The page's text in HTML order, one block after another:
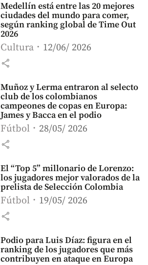
Medellín está entre las 20 mejores
ciudades del mundo para comer,
según ranking global de Time Out
2026
Cultura 12/06/ 2026
share
Muñoz y Lerma entraron al selecto
club de los colombianos
campeones de copas en Europa:
James y Bacca en el podio
Fútbol 28/05/ 2026
share
El “Top 5” millonario de Lorenzo:
los jugadores mejor valorados de la
prelista de Selección Colombia
Fútbol 19/05/ 2026
share
Podio para Luis Díaz: figura en el
ranking de los jugadores que más
contribuyen en ataque en Europa